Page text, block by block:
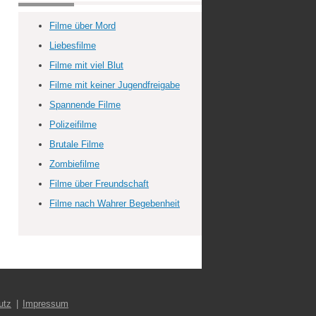
Filme über Mord
Liebesfilme
Filme mit viel Blut
Filme mit keiner Jugendfreigabe
Spannende Filme
Polizeifilme
Brutale Filme
Zombiefilme
Filme über Freundschaft
Filme nach Wahrer Begebenheit
Impressum